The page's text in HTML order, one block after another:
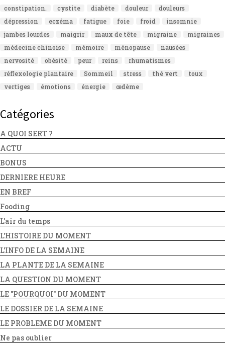
constipation.
cystite diabète douleur
douleurs
dépression
eczéma fatigue foie froid
insomnie
jambes lourdes
maigrir maux de tête migraine
migraines
médecine chinoise
mémoire ménopause
nausées
nervosité
obésité peur reins
rhumatismes
réflexologie plantaire
Sommeil stress thé vert
toux
vertiges
émotions énergie œdème
Catégories
A QUOI SERT ?
ACTU
BONUS
DERNIERE HEURE
EN BREF
Fooding
L'air du temps
L'HISTOIRE DU MOMENT
L'INFO DE LA SEMAINE
LA PLANTE DE LA SEMAINE
LA QUESTION DU MOMENT
LE "POURQUOI" DU MOMENT
LE DOSSIER DE LA SEMAINE
LE PROBLEME DU MOMENT
Ne pas oublier